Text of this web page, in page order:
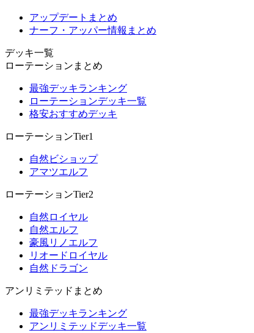
アップデートまとめ
ナーフ・アッパー情報まとめ
デッキ一覧
ローテーションまとめ
最強デッキランキング
ローテーションデッキ一覧
格安おすすめデッキ
ローテーションTier1
自然ビショップ
アマツエルフ
ローテーションTier2
自然ロイヤル
自然エルフ
豪風リノエルフ
リオードロイヤル
自然ドラゴン
アンリミテッドまとめ
最強デッキランキング
アンリミテッドデッキ一覧